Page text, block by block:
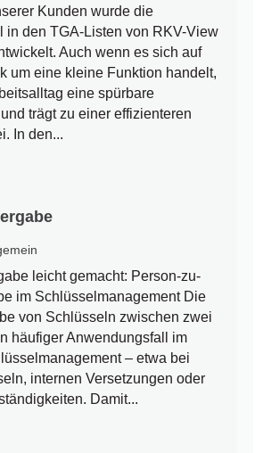
Kunden wurde die
in den TGA-Listen von RKV-View
Auch wenn es sich auf
um eine kleine Funktion handelt,
eine spürbare
trägt zu einer effizienteren
In den...
leicht gemacht: Person-zu-
im Schlüsselmanagement Die
von Schlüsseln zwischen zwei
häufiger Anwendungsfall im
– etwa bei
internen Versetzungen oder
Damit...